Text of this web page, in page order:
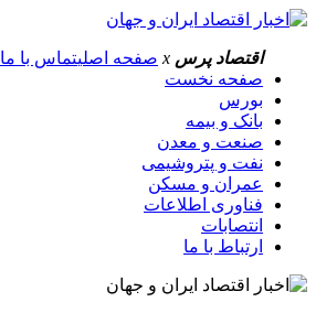
اقتصاد پرس x صفحه اصلیتماس با ما
صفحه نخست
بورس
بانک و بیمه
صنعت و معدن
نفت و پتروشیمی
عمران و مسکن
فناوری اطلاعات
انتصابات
ارتباط با ما